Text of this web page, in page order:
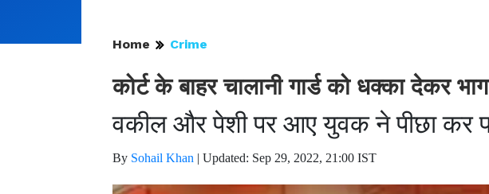
Home Crime
कोर्ट के बाहर चालानी गार्ड को धक्का देकर
वकील और पेशी पर आए युवक ने पीछा कर
By Sohail Khan | Updated: Sep 29, 2022, 21:00 IST